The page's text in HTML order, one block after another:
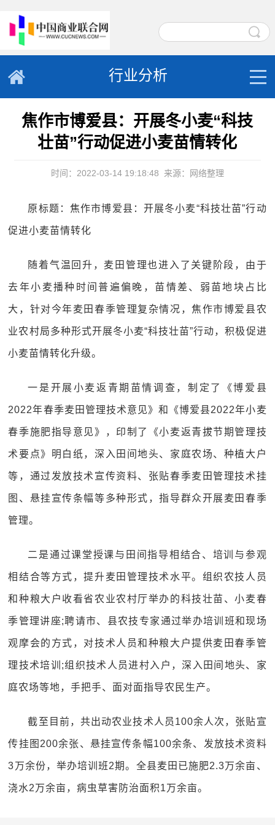
行业分析
焦作市博爱县：开展冬小麦“科技
壮苗”行动促进小麦苗情转化
时间：2022-03-14 19:18:48 来源：网络整理
原标题：焦作市博爱县：开展冬小麦“科技壮苗”行动
促进小麦苗情转化
随着气温回升，麦田管理也进入了关键阶段，由于
去年小麦播种时间普遍偏晚，苗情差、弱苗地块占比
大，针对今年麦田春季管理复杂情况，焦作市博爱县农
业农村局多种形式开展冬小麦“科技壮苗”行动，积极促进
小麦苗情转化升级。
一是开展小麦返青期苗情调查，制定了《博爱县
2022年春季麦田管理技术意见》和《博爱县2022年小麦
春季施肥指导意见》，印制了《小麦返青拔节期管理技
术要点》明白纸，深入田间地头、家庭农场、种植大户
等，通过发放技术宣传资料、张贴春季麦田管理技术挂
图、悬挂宣传条幅等多种形式，指导群众开展麦田春季
管理。
二是通过课堂授课与田间指导相结合、培训与参观
相结合等方式，提升麦田管理技术水平。组织农技人员
和种粮大户收看省农业农村厅举办的科技壮苗、小麦春
季管理讲座;聘请市、县农技专家通过举办培训班和现场
观摩会的方式，对技术人员和种粮大户提供麦田春季管
理技术培训;组织技术人员进村入户，深入田间地头、家
庭农场等地，手把手、面对面指导农民生产。
截至目前，共出动农业技术人员100余人次，张贴宣
传挂图200余张、悬挂宣传条幅100余条、发放技术资料
3万余份，举办培训班2期。全县麦田已施肥2.3万余亩、
浇水2万余亩，病虫草害防治面积1万余亩。